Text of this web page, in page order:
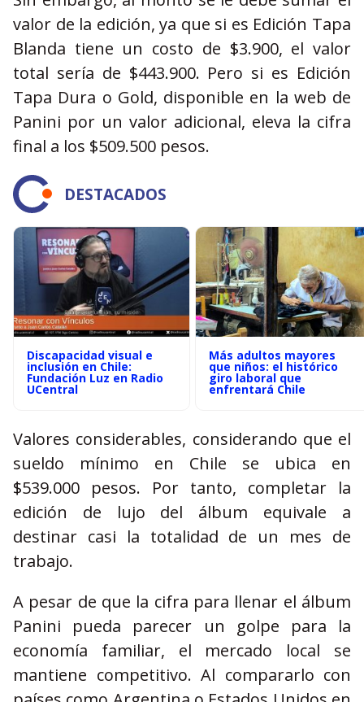
valor de la edición, ya que si es Edición Tapa
Blanda tiene un costo de $3.900, el valor
total sería de $443.900. Pero si es Edición
Tapa Dura o Gold, disponible en la web de
Panini por un valor adicional, eleva la cifra
final a los $509.500 pesos.
DESTACADOS
Discapacidad visual e
inclusión en Chile:
Fundación Luz en Radio
UCentral
Más adultos mayores
que niños: el histórico
giro laboral que
enfrentará Chile
Valores considerables, considerando que el
sueldo mínimo en Chile se ubica en
$539.000 pesos. Por tanto, completar la
edición de lujo del álbum equivale a
destinar casi la totalidad de un mes de
trabajo.
A pesar de que la cifra para llenar el álbum
Panini pueda parecer un golpe para la
economía familiar, el mercado local se
mantiene competitivo. Al compararlo con